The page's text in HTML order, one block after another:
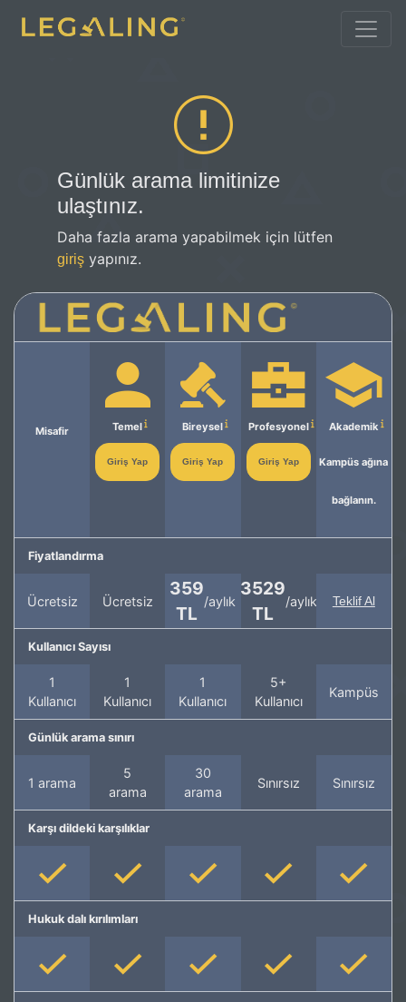
Günlük arama limitinize
ulaştınız.
Daha fazla arama yapabilmek için lütfen
giriş yapınız.
Misafir Temel
Giriş Yap
Bireysel
Giriş Yap
Profesyonel
Giriş Yap
Akademik
Kampüs ağına
bağlanın.
Fiyatlandırma
Ücretsiz Ücretsiz
359
TL
/aylık
3529
TL
/aylık Teklif Al
Kullanıcı Sayısı
1
Kullanıcı
1
Kullanıcı
1
Kullanıcı
5+
Kullanıcı
Kampüs
Günlük arama sınırı
1 arama
5
arama
30
arama
Sınırsız Sınırsız
Karşı dildeki karşılıklar
Hukuk dalı kırılımları